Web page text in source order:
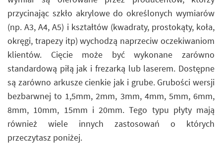
przycinając szkło akrylowe do określonych wymiarów
(np. A3, A4, A5) i kształtów (kwadraty, prostokąty, koła,
okręgi, trapezy itp) wychodzą naprzeciw oczekiwaniom
klientów. Cięcie może być wykonane zarówno
standardową piłą jak i frezarką lub laserem. Dostępne
są zarówno arkusze cienkie jak i grube. Grubości wersji
bezbarwnej to 1,5mm, 2mm, 3mm, 4mm, 5mm, 6mm,
8mm, 10mm, 15mm i 20mm. Tego typu płyty mają
również wiele innych zastosowań o których
przeczytasz poniżej.